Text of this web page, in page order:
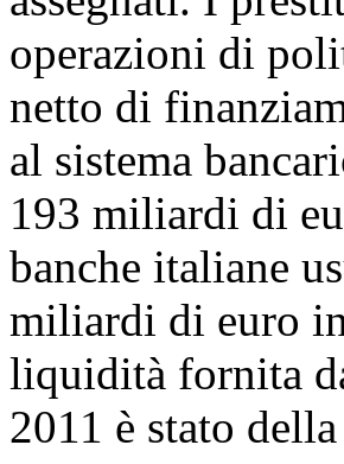
operazioni di
netto di
al sistema
193 miliardi di
banche italiane
miliardi di euro
liquidità fornita
2011 è stato